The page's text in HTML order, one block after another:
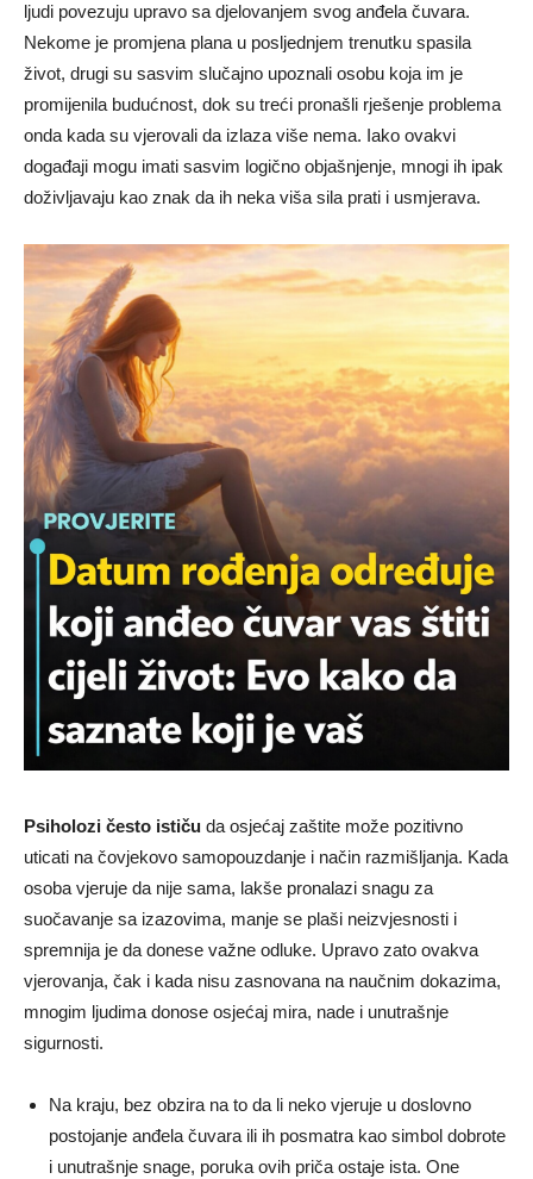
ljudi povezuju upravo sa djelovanjem svog anđela čuvara.
Nekome je promjena plana u posljednjem trenutku spasila
život, drugi su sasvim slučajno upoznali osobu koja im je
promijenila budućnost, dok su treći pronašli rješenje problema
onda kada su vjerovali da izlaza više nema. Iako ovakvi
događaji mogu imati sasvim logično objašnjenje, mnogi ih ipak
doživljavaju kao znak da ih neka viša sila prati i usmjerava.
Psiholozi često ističu da osjećaj zaštite može pozitivno
uticati na čovjekovo samopouzdanje i način razmišljanja. Kada
osoba vjeruje da nije sama, lakše pronalazi snagu za
suočavanje sa izazovima, manje se plaši neizvjesnosti i
spremnija je da donese važne odluke. Upravo zato ovakva
vjerovanja, čak i kada nisu zasnovana na naučnim dokazima,
mnogim ljudima donose osjećaj mira, nade i unutrašnje
sigurnosti.
Na kraju, bez obzira na to da li neko vjeruje u doslovno
postojanje anđela čuvara ili ih posmatra kao simbol dobrote
i unutrašnje snage, poruka ovih priča ostaje ista. One